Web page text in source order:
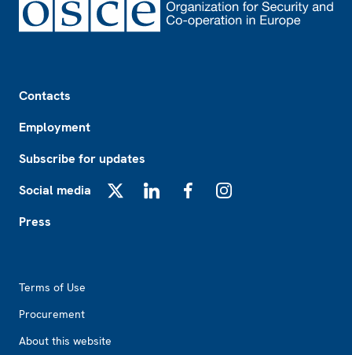
Contacts
Employment
Subscribe for updates
Social media
Press
Terms of Use
Procurement
About this website